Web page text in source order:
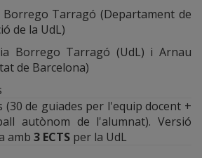
Borrego Tarragó (Departament de
de la UdL)
Borrego Tarragó (UdL) i Arnau
de Barcelona)
(30 de guiades per l'equip docent +
autònom de l'alumnat). Versió
amb 3 ECTS per la UdL